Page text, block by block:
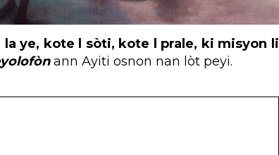
ye, kote l sòti, kote l prale, ki misyon li
ann Ayiti osnon nan lòt peyi.